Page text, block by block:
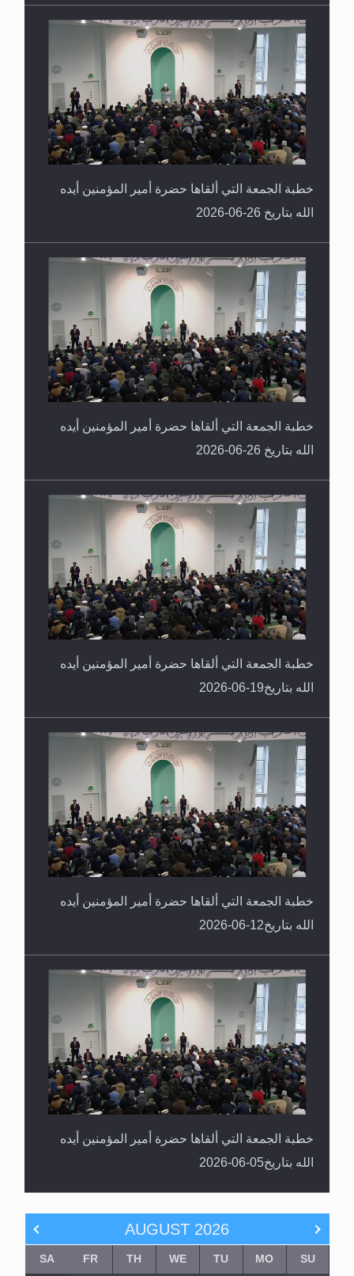
خطبة الجمعة التي ألقاها حضرة أمير المؤمنين أيده
الله بتاريخ 26-06-2026
خطبة الجمعة التي ألقاها حضرة أمير المؤمنين أيده
الله بتاريخ 26-06-2026
خطبة الجمعة التي ألقاها حضرة أمير المؤمنين أيده
الله بتاريخ19-06-2026
خطبة الجمعة التي ألقاها حضرة أمير المؤمنين أيده
الله بتاريخ12-06-2026
خطبة الجمعة التي ألقاها حضرة أمير المؤمنين أيده
الله بتاريخ05-06-2026
AUGUST 2026
SU
MO
TU
WE
TH
FR
SA